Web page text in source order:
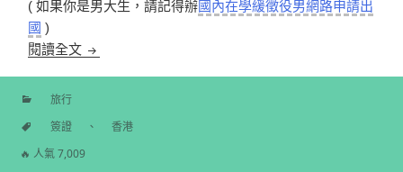
( 如果你是男大生，請記得辦國內在學緩徵役男網路申請出
國 )
閱讀全文 【教學】香港簽證(港簽) ／ 台灣居民預辦入境登記
分
旅行
標
簽證 、
香港
🔥 人氣 7,009